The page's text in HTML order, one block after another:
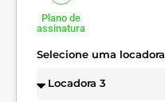
Plano de
assinatura
Selecione uma locadora